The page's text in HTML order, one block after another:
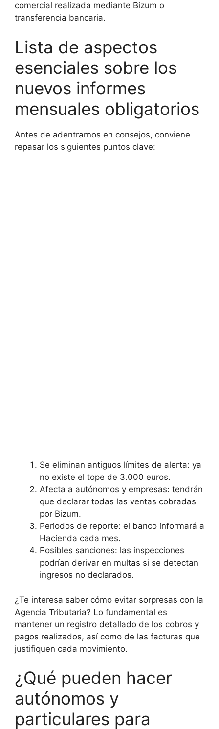
comercial realizada mediante Bizum o
transferencia bancaria.
Lista de aspectos
esenciales sobre los
nuevos informes
mensuales obligatorios
Antes de adentrarnos en consejos, conviene
repasar los siguientes puntos clave:
Se eliminan antiguos límites de alerta: ya
no existe el tope de 3.000 euros.
Afecta a autónomos y empresas: tendrán
que declarar todas las ventas cobradas
por Bizum.
Periodos de reporte: el banco informará a
Hacienda cada mes.
Posibles sanciones: las inspecciones
podrían derivar en multas si se detectan
ingresos no declarados.
¿Te interesa saber cómo evitar sorpresas con la
Agencia Tributaria? Lo fundamental es
mantener un registro detallado de los cobros y
pagos realizados, así como de las facturas que
justifiquen cada movimiento.
¿Qué pueden hacer
autónomos y
particulares para